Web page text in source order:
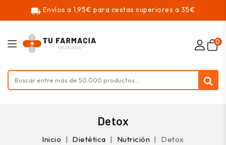
local_shipping Envíos a 1,95€ para cestas superiores a 35€
0
Detox
Inicio Dietética Nutrición Detox